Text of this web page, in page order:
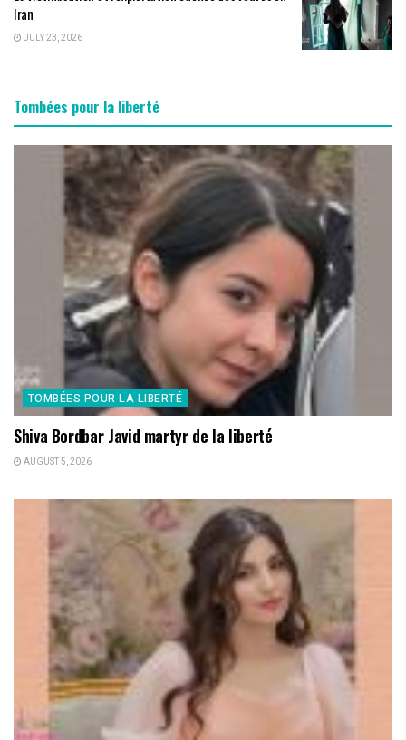
Iran
JULY 23, 2026
Tombées pour la liberté
TOMBÉES POUR LA LIBERTÉ
Shiva Bordbar Javid martyr de la liberté
AUGUST 5, 2026